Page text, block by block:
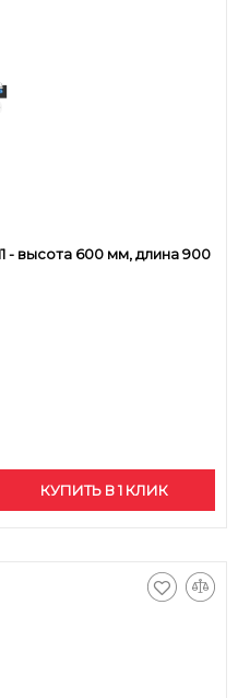
- высота 600 мм, длина 900
КУПИТЬ В 1 КЛИК